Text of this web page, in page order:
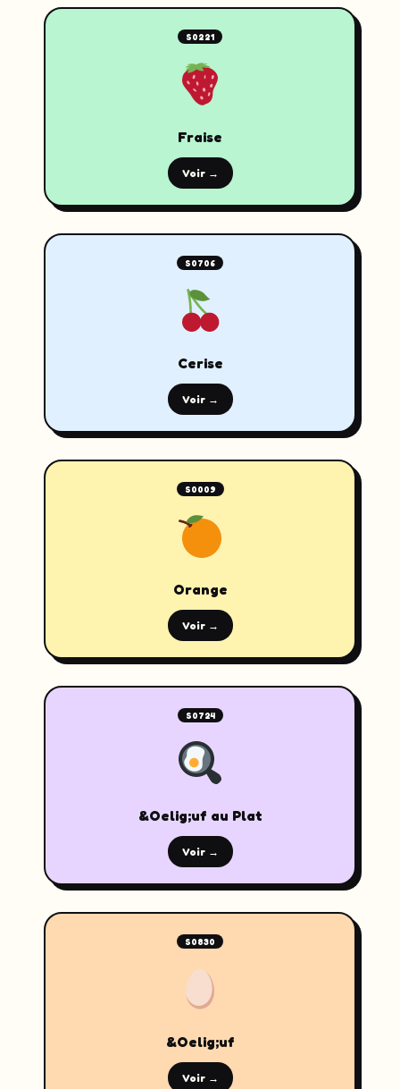
S0221
Fraise
Voir →
S0706
Cerise
Voir →
S0009
Orange
Voir →
S0724
&Oelig;uf au Plat
Voir →
S0830
&Oelig;uf
Voir →